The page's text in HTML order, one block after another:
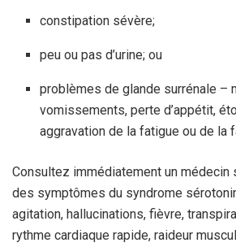
constipation sévère;
peu ou pas d’urine; ou
problèmes de glande surrénale –
vomissements, perte d’appétit,
aggravation de la fatigue ou de la
Consultez immédiatement un
des symptômes du syndrome
agitation, hallucinations, fièvre,
rythme cardiaque rapide, raideur